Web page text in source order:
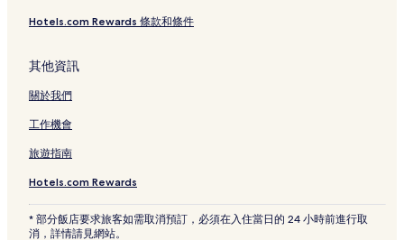
東京的奢華飯店
東京的平價飯店
東京的設有停車場的飯店
東京的Spa 飯店
京橋的方便購物的飯店
Hotels.com Rewards 條款和條件
其他資訊
關於我們
工作機會
旅遊指南
Hotels.com Rewards
* 部分飯店要求旅客如需取消預訂，必須在入住當日的 24 小時前進行取
消，詳情請見網站。